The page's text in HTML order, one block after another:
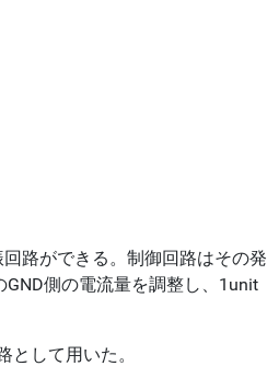
路ができる。制御回路はその発
側の電流量を調整し、1unit
して用いた。